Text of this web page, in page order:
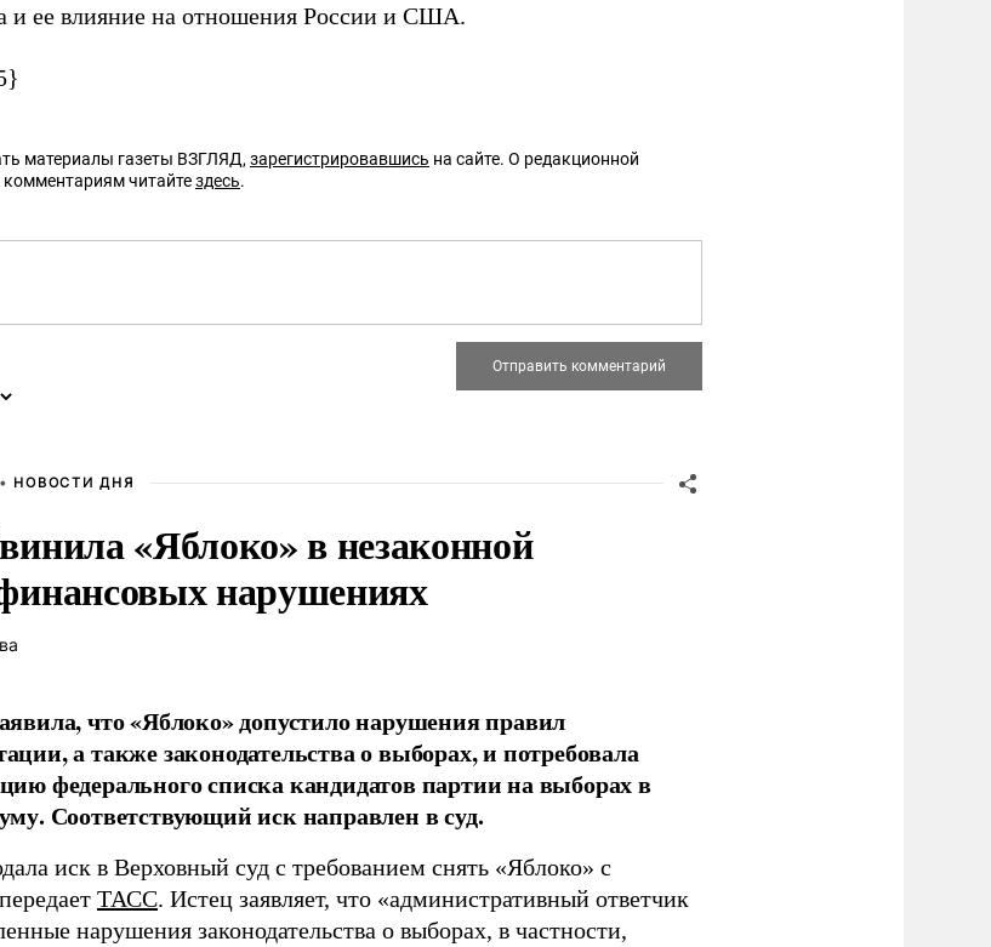
и ее влияние на отношения России и США.
материалы газеты ВЗГЛЯД, зарегистрировавшись на сайте. О редакционной
читайтездесь.
НОВОСТИ ДНЯ
«Яблоко» в незаконной
нарушениях
что «Яблоко» допустило нарушения правил
а также законодательства о выборах, и потребовала
федерального списка кандидатов партии на выборах в
Соответствующий иск направлен в суд.
иск в Верховный суд с требованием снять «Яблоко» с
ТАСС. Истец заявляет, что «административный ответчик
нарушения законодательства о выборах, в частности,